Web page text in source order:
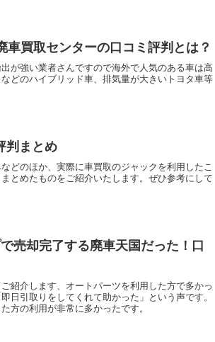
買取センターの口コミ評判とは？
が強い業者さんですので海外で人気のある車は高
どのハイブリッド車、排気量が大きいトヨタ車等
判まとめ
どのほか、実際に車買取のジャックを利用したこ
とめたものをご紹介いたします。ぜひ参考にして
売却完了する廃車天国だった！口
紹介します、オートパーツを利用した方で多かっ
日引取りをしてくれて助かった」という声です。
方の利用が非常に多かったです。